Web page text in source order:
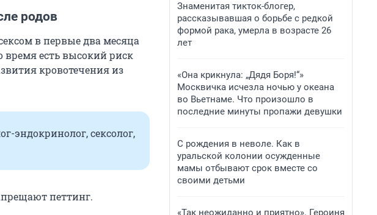
родов
в первые два месяца
время есть высокий риск
кровотечения из
эндокринолог, сексолог,
петтинг.
Знаменитая тикток-блогер,
рассказывавшая о борьбе с редкой
формой рака, умерла в возрасте 26
лет
«Она крикнула: „Дядя Боря!“»
Москвичка исчезла ночью у океана
во Вьетнаме. Что произошло в
последние минуты пропажи девушки
С рождения в неволе. Как в
уральской колонии осужденные
мамы отбывают срок вместе со
своими детьми
«Так неожиданно и приятно». Героиня